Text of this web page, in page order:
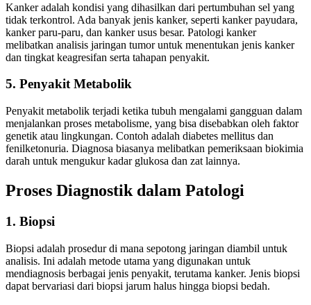
Kanker adalah kondisi yang dihasilkan dari pertumbuhan sel yang
tidak terkontrol. Ada banyak jenis kanker, seperti kanker payudara,
kanker paru-paru, dan kanker usus besar. Patologi kanker
melibatkan analisis jaringan tumor untuk menentukan jenis kanker
dan tingkat keagresifan serta tahapan penyakit.
5. Penyakit Metabolik
Penyakit metabolik terjadi ketika tubuh mengalami gangguan dalam
menjalankan proses metabolisme, yang bisa disebabkan oleh faktor
genetik atau lingkungan. Contoh adalah diabetes mellitus dan
fenilketonuria. Diagnosa biasanya melibatkan pemeriksaan biokimia
darah untuk mengukur kadar glukosa dan zat lainnya.
Proses Diagnostik dalam Patologi
1. Biopsi
Biopsi adalah prosedur di mana sepotong jaringan diambil untuk
analisis. Ini adalah metode utama yang digunakan untuk
mendiagnosis berbagai jenis penyakit, terutama kanker. Jenis biopsi
dapat bervariasi dari biopsi jarum halus hingga biopsi bedah.